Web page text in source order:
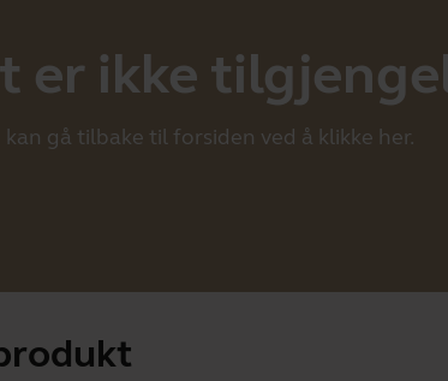
er ikke
kan gå tilbake til forsiden ved å klikke her.